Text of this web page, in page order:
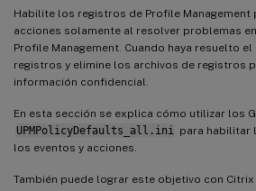
Habilite los registros de Profile
acciones solamente al resolver problemas
Profile Management. Cuando haya resuelto
registros y elimine los archivos de registros
información confidencial.
En esta sección se explica cómo utilizar los
UPMPolicyDefaults_all.ini
para habilitar
los eventos y acciones.
También puede lograr este objetivo con